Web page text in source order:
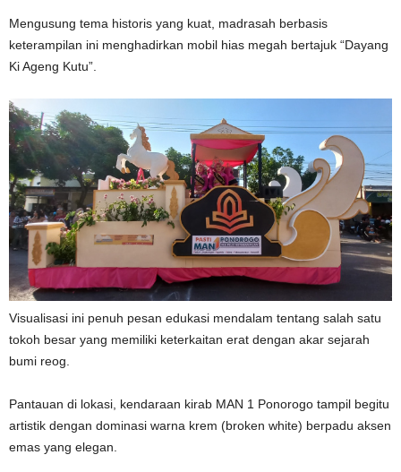
Mengusung tema historis yang kuat, madrasah berbasis
keterampilan ini menghadirkan mobil hias megah bertajuk “Dayang
Ki Ageng Kutu”.
Visualisasi ini penuh pesan edukasi mendalam tentang salah satu
tokoh besar yang memiliki keterkaitan erat dengan akar sejarah
bumi reog.
Pantauan di lokasi, kendaraan kirab MAN 1 Ponorogo tampil begitu
artistik dengan dominasi warna krem (broken white) berpadu aksen
emas yang elegan.